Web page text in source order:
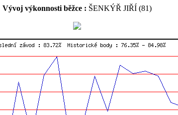
Vývoj výkonnosti běžce : ŠENKÝŘ JIŘÍ (81)